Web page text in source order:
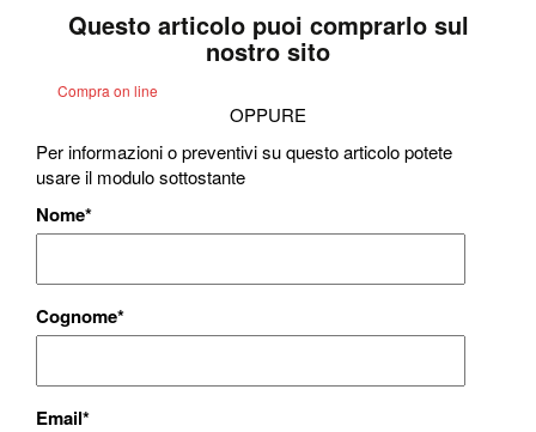
Questo articolo puoi comprarlo sul
nostro sito
Compra on line
OPPURE
Per informazioni o preventivi su questo articolo potete
usare il modulo sottostante
Nome*
Cognome*
Email*